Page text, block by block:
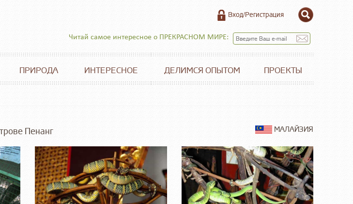
Вход/Регистрация
Читай самое интересное о ПРЕКРАСНОМ МИРЕ:
ПРИРОДА ИНТЕРЕСНОЕ ДЕЛИМСЯ ОПЫТОМ ПРОЕКТЫ
Пенанг МАЛАЙЗИЯ